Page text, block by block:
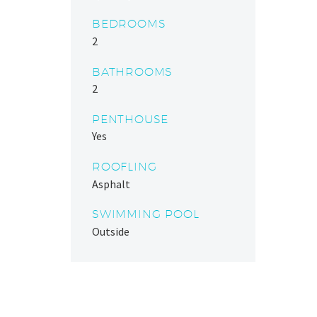
BEDROOMS
2
BATHROOMS
2
PENTHOUSE
Yes
ROOFLING
Asphalt
SWIMMING POOL
Outside